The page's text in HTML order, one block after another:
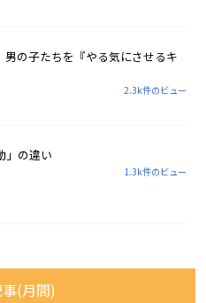
男の子たちを『やる気にさせるキ
2.3k件のビュー
」の違い
1.3k件のビュー
(月間)